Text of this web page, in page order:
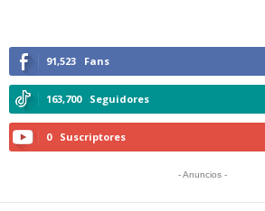
91,523 Fans
163,700 Seguidores
0 Suscriptores
- Anuncios -